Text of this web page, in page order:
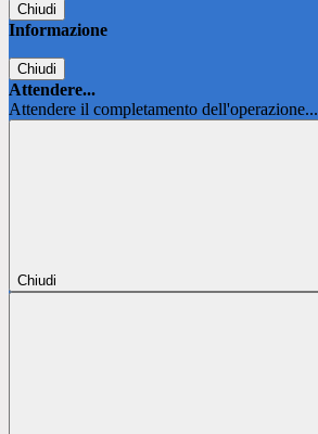
Chiudi
Informazione
Chiudi
Attendere...
Attendere il completamento dell'operazione...
Chiudi